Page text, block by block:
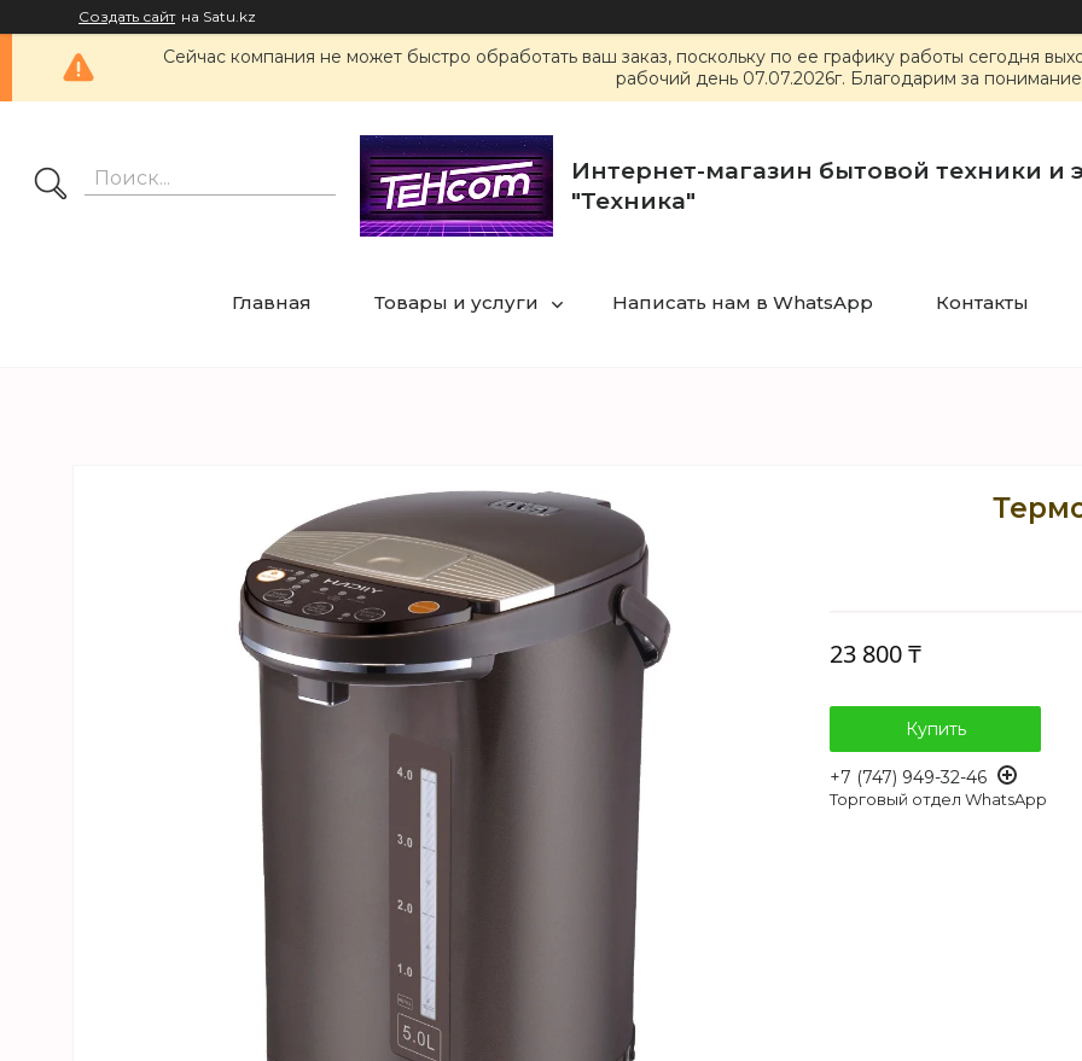
Создать сайт на Satu.kz
Сейчас компания не может быстро обработать ваш заказ, поскольку по ее графику работы сегодня
рабочий день 07.07.2026г. Благодарим за
Интернет-магазин бытовой техники и
"Техника"
Главная Товары и услуги Написать нам в WhatsApp Контакты
23 800 ₸
Купить
+7 (747) 949-32-46
Торговый отдел WhatsApp